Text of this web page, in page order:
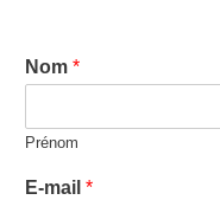
Nom *
Prénom
E-mail *